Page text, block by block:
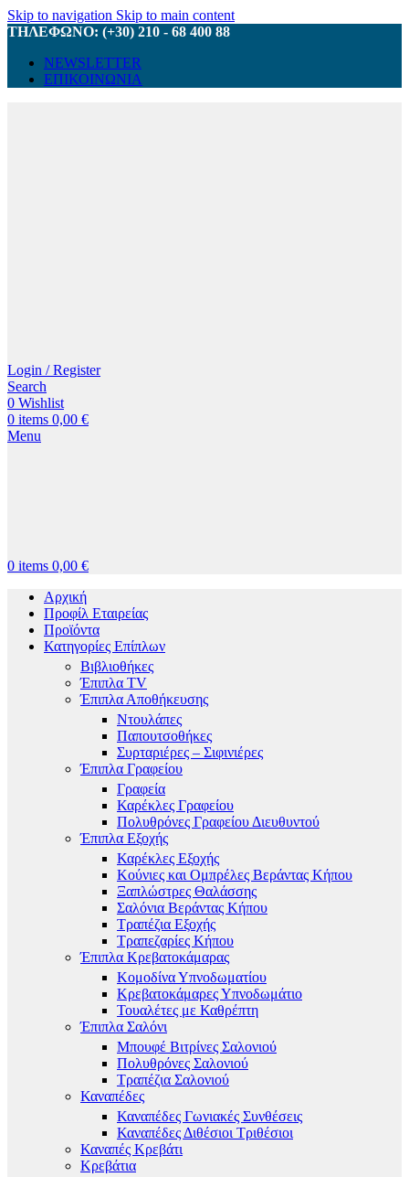
Skip to navigation Skip to main content
ΤΗΛΕΦΩΝΟ: (+30) 210 - 68 400 88
NEWSLETTER
ΕΠΙΚΟΙΝΩΝΙΑ
Login / Register
Search
0 Wishlist
0 items 0,00 €
Menu
0 items 0,00 €
Αρχική
Προφίλ Εταιρείας
Προϊόντα
Κατηγορίες Επίπλων
Βιβλιοθήκες
Έπιπλα TV
Έπιπλα Αποθήκευσης
Ντουλάπες
Παπουτσοθήκες
Συρταριέρες – Σιφινιέρες
Έπιπλα Γραφείου
Γραφεία
Καρέκλες Γραφείου
Πολυθρόνες Γραφείου Διευθυντού
Έπιπλα Εξοχής
Καρέκλες Εξοχής
Κούνιες και Ομπρέλες Βεράντας Κήπου
Ξαπλώστρες Θαλάσσης
Σαλόνια Βεράντας Κήπου
Τραπέζια Εξοχής
Τραπεζαρίες Κήπου
Έπιπλα Κρεβατοκάμαρας
Κομοδίνα Υπνοδωματίου
Κρεβατοκάμαρες Υπνοδωμάτιο
Τουαλέτες με Καθρέπτη
Έπιπλα Σαλόνι
Μπουφέ Βιτρίνες Σαλονιού
Πολυθρόνες Σαλονιού
Τραπέζια Σαλονιού
Καναπέδες
Καναπέδες Γωνιακές Συνθέσεις
Καναπέδες Διθέσιοι Τριθέσιοι
Καναπές Κρεβάτι
Κρεβάτια